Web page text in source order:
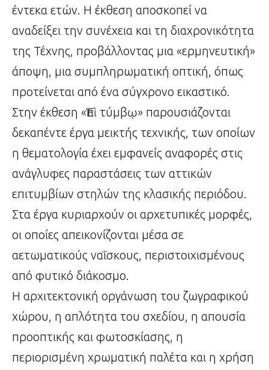
έντεκα ετών. Η έκθεση αποσκοπεί να
αναδείξει την συνέχεια και τη διαχρονικότητα
της Τέχνης, προβάλλοντας μια «ερμηνευτική»
άποψη, μια συμπληρωματική οπτική, όπως
προτείνεται από ένα σύγχρονο εικαστικό.
Στην έκθεση «Ἐπὶ τύμβῳ» παρουσιάζονται
δεκαπέντε έργα μεικτής τεχνικής, των οποίων
η θεματολογία έχει εμφανείς αναφορές στις
ανάγλυφες παραστάσεις των αττικών
επιτυμβίων στηλών της κλασικής περιόδου.
Στα έργα κυριαρχούν οι αρχετυπικές μορφές,
οι οποίες απεικονίζονται μέσα σε
αετωματικούς ναΐσκους, περιστοιχισμένους
από φυτικό διάκοσμο.
Η αρχιτεκτονική οργάνωση του ζωγραφικού
χώρου, η απλότητα του σχεδίου, η απουσία
προοπτικής και φωτοσκίασης, η
περιορισμένη χρωματική παλέτα και η χρήση